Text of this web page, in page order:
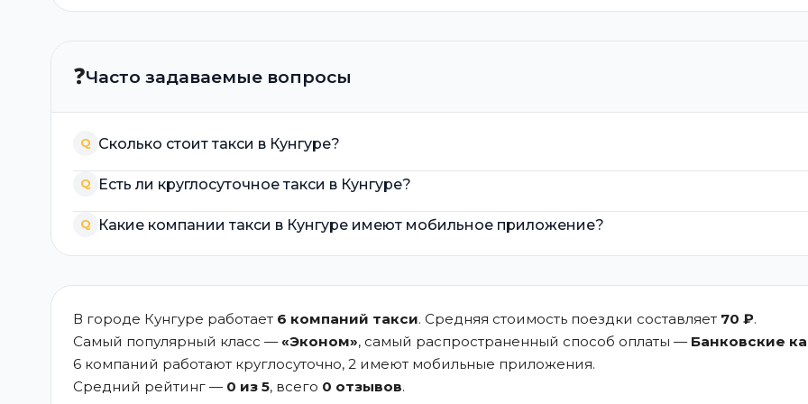
❓Часто задаваемые вопросы
Q Сколько стоит такси в Кунгуре?
Q Есть ли круглосуточное такси в Кунгуре?
Q Какие компании такси в Кунгуре имеют мобильное приложение?
В городе Кунгуре работает 6 компаний такси. Средняя стоимость поездки составляет 70 ₽.
Самый популярный класс —«Эконом», самый распространенный способ оплаты — Банковские
6 компаний работают круглосуточно, 2 имеют мобильные приложения.
Средний рейтинг — 0 из 5, всего 0 отзывов.